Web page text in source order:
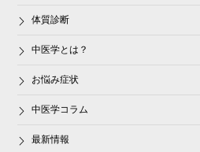
体質診断
中医学とは？
お悩み症状
中医学コラム
最新情報